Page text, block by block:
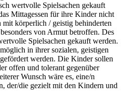
wertvolle Spielsachen gekauft
Mittagessen für ihre Kinder nicht
körperlich / geistig behinderten
von Armut betroffen. Des
Spielsachen gekauft werden.
in ihrer sozialen, geistigen
werden. Die Kinder sollen
offen und tolerant gegenüber
Wunsch wäre es, eine/n
der/die gezielt mit den Kindern und